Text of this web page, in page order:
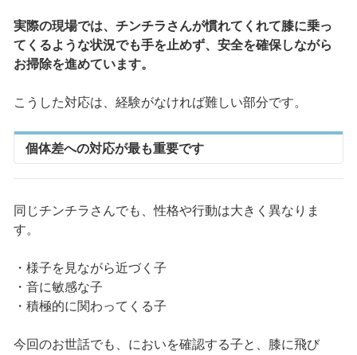
実際の現場では、チンチラさんが慣れてくれて膝に乗っ
てくるような状況でも手を止めず、安全を確保しながら
お掃除を進めています。
こうした対応は、経験がなければ難しい部分です。
個体差への対応が最も重要です
同じチンチラさんでも、性格や行動は大きく異なりま
す。
・様子を見ながら近づく子
・音に敏感な子
・積極的に関わってくる子
今回のお世話でも、においを確認する子と、膝に飛び